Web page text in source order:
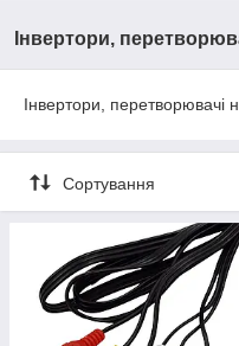
Інвертори,
Інвертори, перетворювачі
Сортування